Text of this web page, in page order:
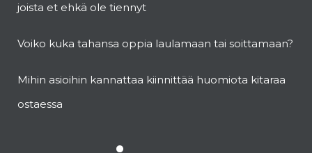
joista et ehkä ole tiennyt
Voiko kuka tahansa oppia laulamaan tai soittamaan?
Mihin asioihin kannattaa kiinnittää huomiota kitaraa
ostaessa